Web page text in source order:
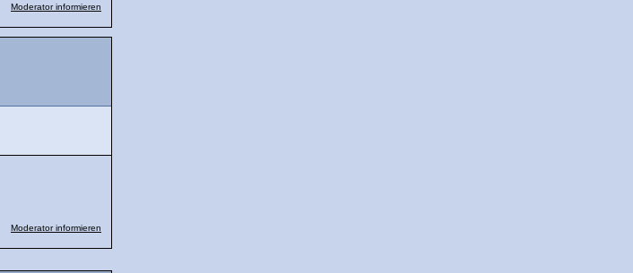
Moderator informieren
Moderator informieren